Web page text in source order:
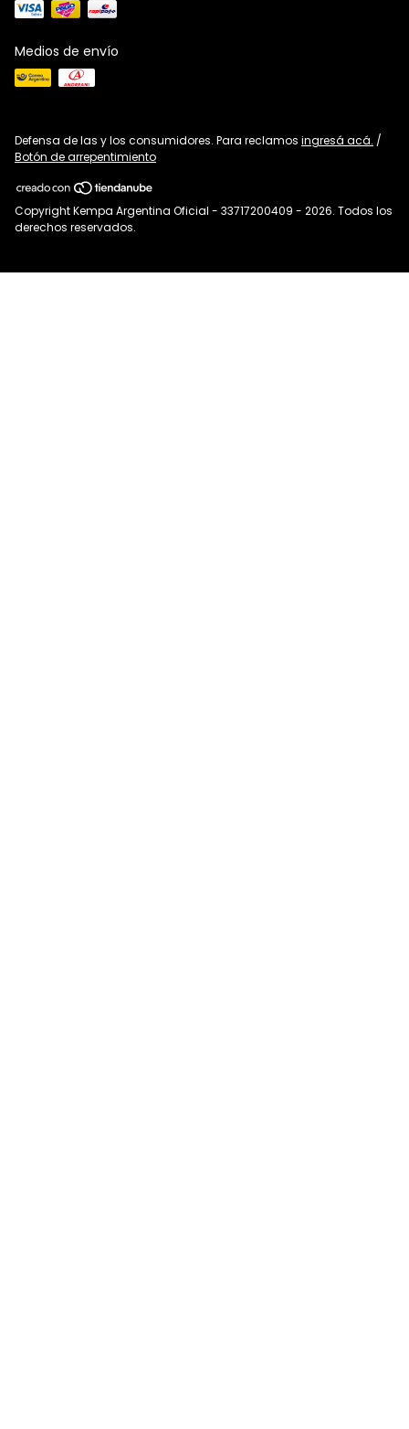
Medios de envío
Defensa de las y los consumidores. Para reclamos ingresá acá. /
Botón de arrepentimiento
Copyright Kempa Argentina Oficial - 33717200409 - 2026. Todos los
derechos reservados.